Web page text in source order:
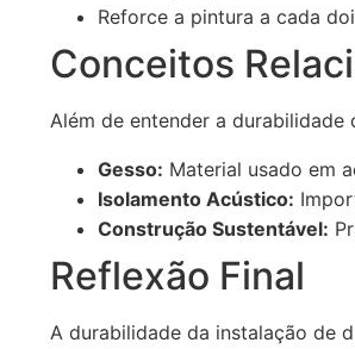
Reforce a pintura a cada
Conceitos
Além de entender a
Gesso: Material usado em
Isolamento Acústico:
Construção Sustentável:
Reflexão Final
A durabilidade da instalação de